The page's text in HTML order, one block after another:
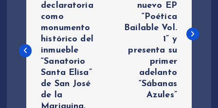
g
declaratoria
como
monumento
histórico del
inmueble
“Sanatorio
Santa Elisa”
de San José
de la
nuevo EP
“Poética
Bailable Vol.
1” y
presenta su
primer
adelanto
“Sábanas
Azules”